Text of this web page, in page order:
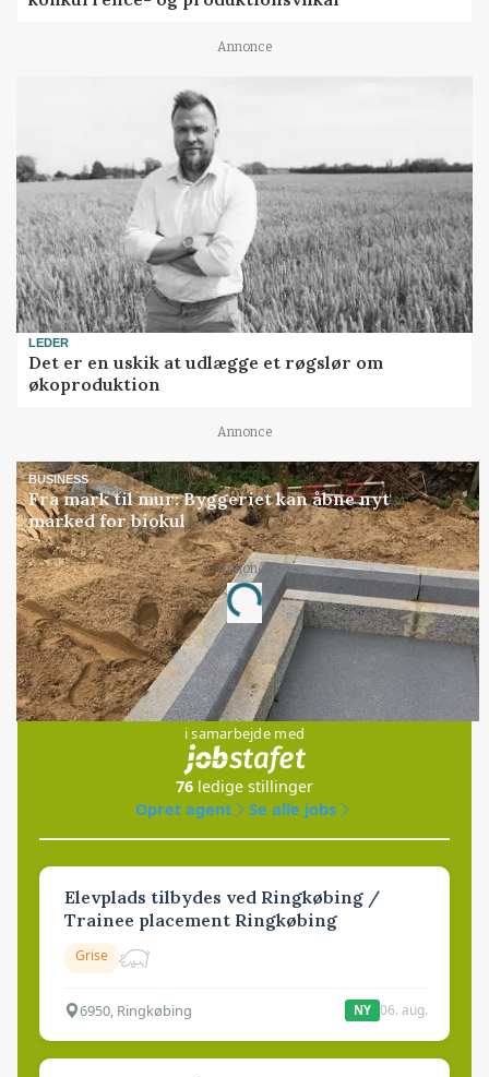
Annonce
LEDER
Det er en uskik at udlægge et røgslør om
økoproduktion
Annonce
BUSINESS
Fra mark til mur: Byggeriet kan åbne nyt
marked for biokul
Annonce
Loading...
Jobs
i samarbejde med
76 ledige stillinger
Opret agent
Se alle jobs
Elevplads tilbydes ved Ringkøbing /
Trainee placement Ringkøbing
Grise
6950, Ringkøbing NY 06. aug.